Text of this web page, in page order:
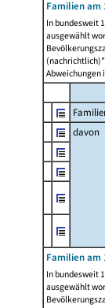
Familien am
In bundesweit
ausgewählt
Abweichungen
davon
Familien am
In bundesweit
ausgewählt